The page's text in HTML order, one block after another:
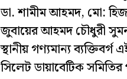
ডা. শামীম আহমদ, মো:
জুবায়ের আহমদ চৌধুরী
স্থানীয় গণ্যমান্য
সিলেট ডায়াবেটিক